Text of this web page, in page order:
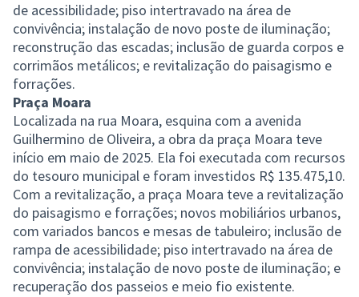
de acessibilidade; piso intertravado na área de
convivência; instalação de novo poste de iluminação;
reconstrução das escadas; inclusão de guarda corpos e
corrimãos metálicos; e revitalização do paisagismo e
forrações.
Praça Moara
Localizada na rua Moara, esquina com a avenida
Guilhermino de Oliveira, a obra da praça Moara teve
início em maio de 2025. Ela foi executada com recursos
do tesouro municipal e foram investidos R$ 135.475,10.
Com a revitalização, a praça Moara teve a revitalização
do paisagismo e forrações; novos mobiliários urbanos,
com variados bancos e mesas de tabuleiro; inclusão de
rampa de acessibilidade; piso intertravado na área de
convivência; instalação de novo poste de iluminação; e
recuperação dos passeios e meio fio existente.